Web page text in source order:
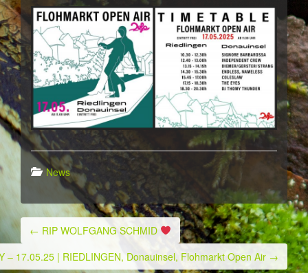
News
Post navigation
← RIP WOLFGANG SCHMID
– 17.05.25 | RIEDLINGEN, Donauinsel, Flohmarkt Open Air →